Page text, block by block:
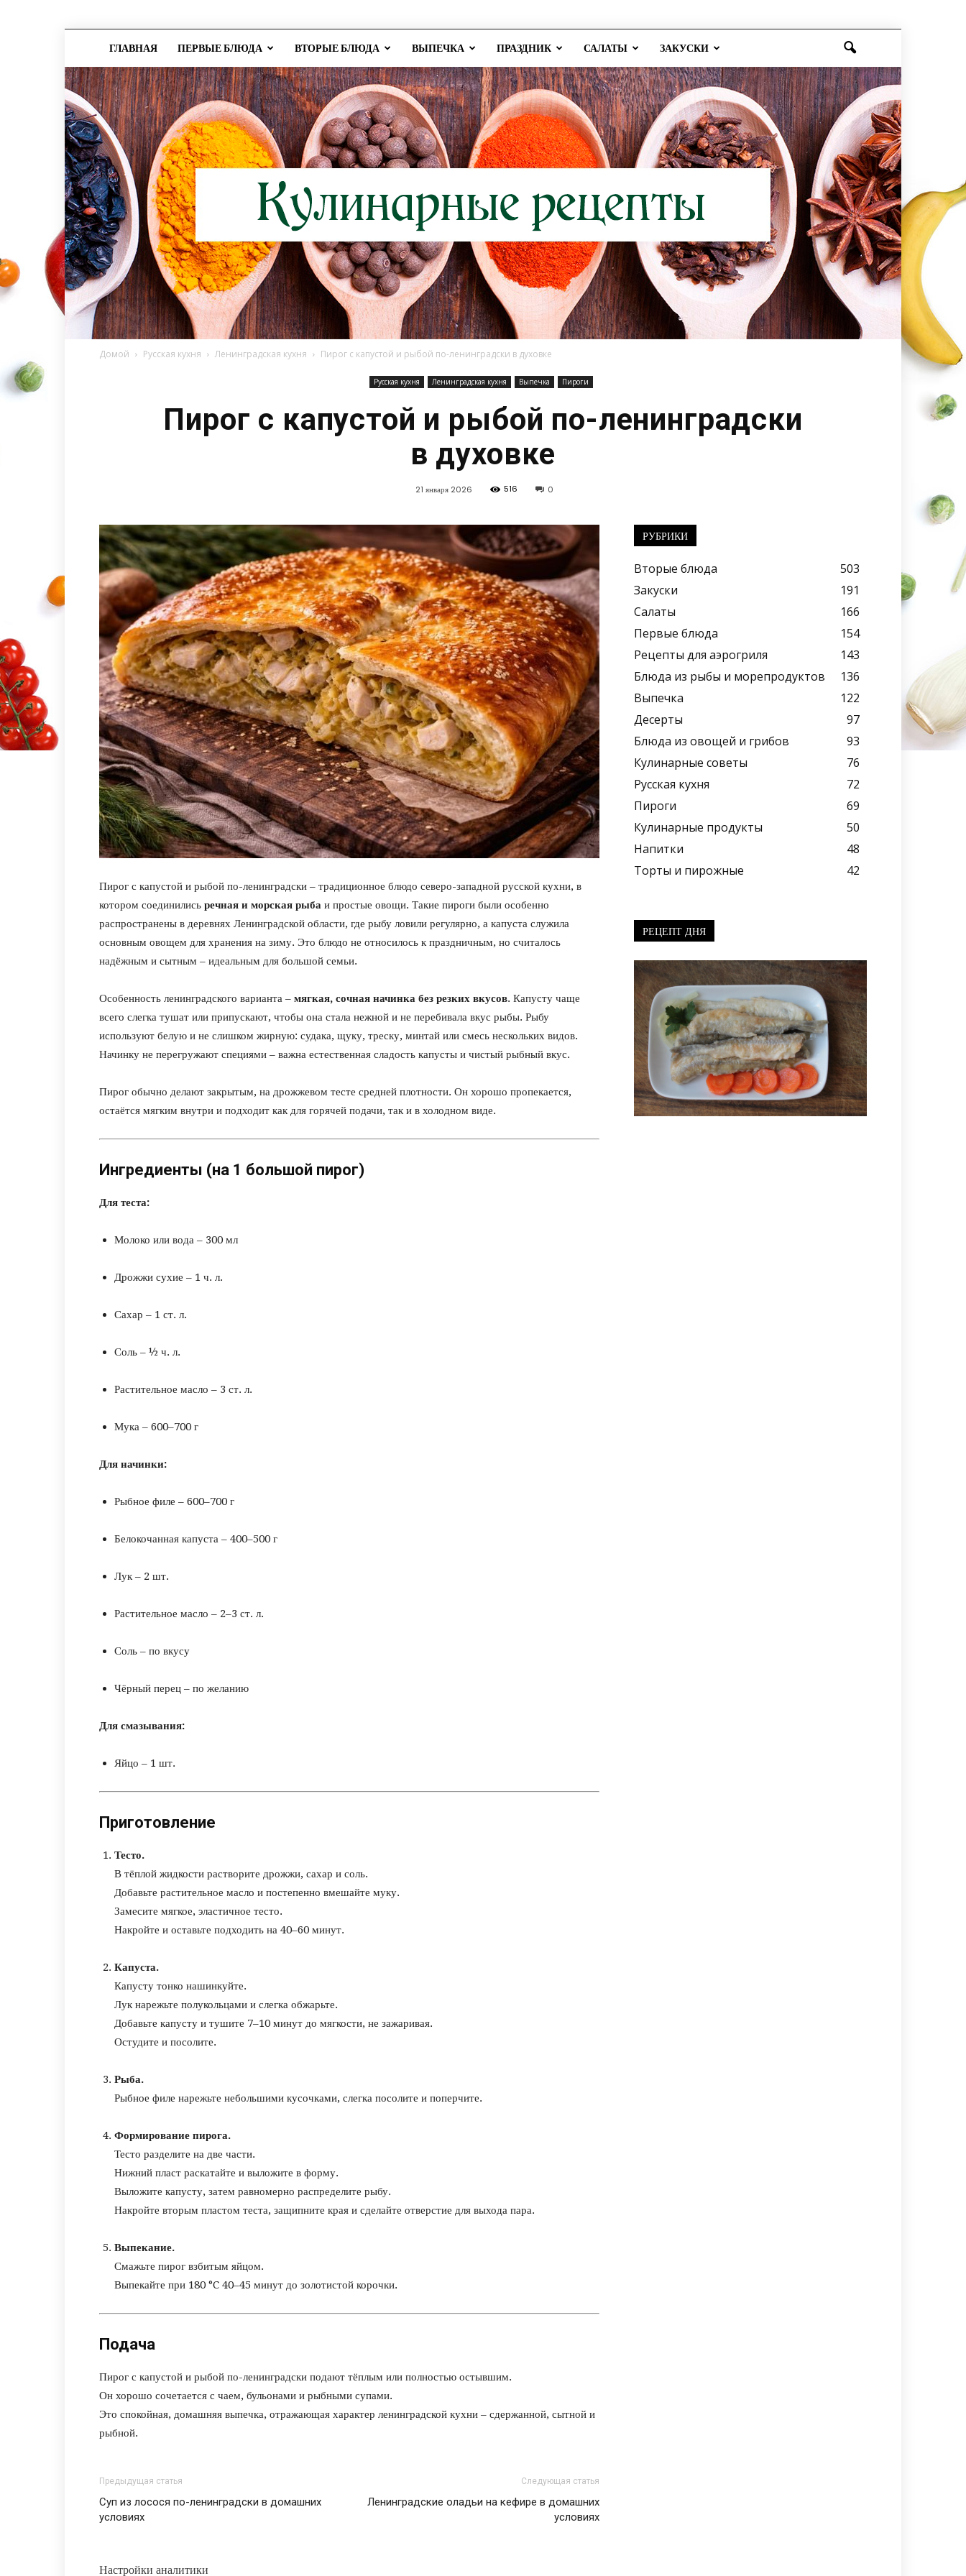
ГЛАВНАЯ ПЕРВЫЕ БЛЮДА ВТОРЫЕ БЛЮДА ВЫПЕЧКА ПРАЗДНИК САЛАТЫ ЗАКУСКИ
вкусные
блюда
+
Домой Русская кухня Ленинградская кухня Пирог с капустой и рыбой по-ленинградски в духовке
Русская кухня Ленинградская кухня Выпечка Пироги
Пирог с капустой и рыбой по-ленинградски
в духовке
21 января 2026 516 0
Пирог с капустой и рыбой по-ленинградски – традиционное блюдо северо-западной русской кухни, в
котором соединились речная и морская рыба и простые овощи. Такие пироги были особенно
распространены в деревнях Ленинградской области, где рыбу ловили регулярно, а капуста служила
основным овощем для хранения на зиму. Это блюдо не относилось к праздничным, но считалось
надёжным и сытным – идеальным для большой семьи.
Особенность ленинградского варианта – мягкая, сочная начинка без резких вкусов. Капусту чаще
всего слегка тушат или припускают, чтобы она стала нежной и не перебивала вкус рыбы. Рыбу
используют белую и не слишком жирную: судака, щуку, треску, минтай или смесь нескольких видов.
Начинку не перегружают специями – важна естественная сладость капусты и чистый рыбный вкус.
Пирог обычно делают закрытым, на дрожжевом тесте средней плотности. Он хорошо пропекается,
остаётся мягким внутри и подходит как для горячей подачи, так и в холодном виде.
Ингредиенты (на 1 большой пирог)
Для теста:
Молоко или вода – 300 мл
Дрожжи сухие – 1 ч. л.
Сахар – 1 ст. л.
Соль – ½ ч. л.
Растительное масло – 3 ст. л.
Мука – 600–700 г
Для начинки:
Рыбное филе – 600–700 г
Белокочанная капуста – 400–500 г
Лук – 2 шт.
Растительное масло – 2–3 ст. л.
Соль – по вкусу
Чёрный перец – по желанию
Для смазывания:
Яйцо – 1 шт.
Приготовление
Тесто.
В тёплой жидкости растворите дрожжи, сахар и соль.
Добавьте растительное масло и постепенно вмешайте муку.
Замесите мягкое, эластичное тесто.
Накройте и оставьте подходить на 40–60 минут.
Капуста.
Капусту тонко нашинкуйте.
Лук нарежьте полукольцами и слегка обжарьте.
Добавьте капусту и тушите 7–10 минут до мягкости, не зажаривая.
Остудите и посолите.
Рыба.
Рыбное филе нарежьте небольшими кусочками, слегка посолите и поперчите.
Формирование пирога.
Тесто разделите на две части.
Нижний пласт раскатайте и выложите в форму.
Выложите капусту, затем равномерно распределите рыбу.
Накройте вторым пластом теста, защипните края и сделайте отверстие для выхода пара.
Выпекание.
Смажьте пирог взбитым яйцом.
Выпекайте при 180 °C 40–45 минут до золотистой корочки.
Подача
Пирог с капустой и рыбой по-ленинградски подают тёплым или полностью остывшим.
Он хорошо сочетается с чаем, бульонами и рыбными супами.
Это спокойная, домашняя выпечка, отражающая характер ленинградской кухни – сдержанной, сытной и
рыбной.
Предыдущая статья
Суп из лосося по-ленинградски в домашних
условиях
Следующая статья
Ленинградские оладьи на кефире в домашних
условиях
Настройки аналитики
РУБРИКИ
Вторые блюда
503
Закуски
191
Салаты
166
Первые блюда
154
Рецепты для аэрогриля
143
Блюда из рыбы и морепродуктов
136
Выпечка
122
Десерты
97
Блюда из овощей и грибов
93
Кулинарные советы
76
Русская кухня
72
Пироги
69
Кулинарные продукты
50
Напитки
48
Торты и пирожные
42
РЕЦЕПТ ДНЯ